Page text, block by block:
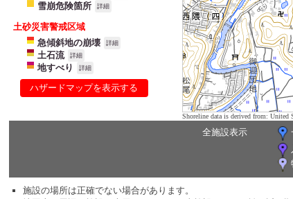
雪崩危険箇所 詳細
土砂災害警戒区域
急傾斜地の崩壊
詳細
土石流 詳細
地すべり 詳細
ハザードマップを表示する
Shoreline data is derived from: United
全施設表示
施設の場所は正確でない場合があります。